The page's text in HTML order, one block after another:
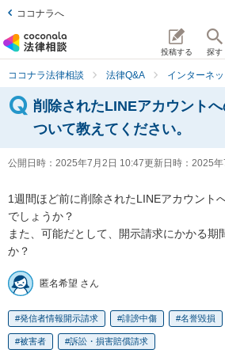
ココナラへ
投稿する 探す
ココナラ法律相談 法律Q&A インターネ
削除されたLINEアカウント
ついて教えてください。
公開日時： 2025年7月2日 10:47更新日時： 2025
1週間ほど前に削除されたLINEアカウント
でしょうか？
また、可能だとして、開示請求にかかる期
か？
匿名希望 さん
発信者情報開示請求 誹謗中傷 名誉毀損
被害者 訴訟・損害賠償請求